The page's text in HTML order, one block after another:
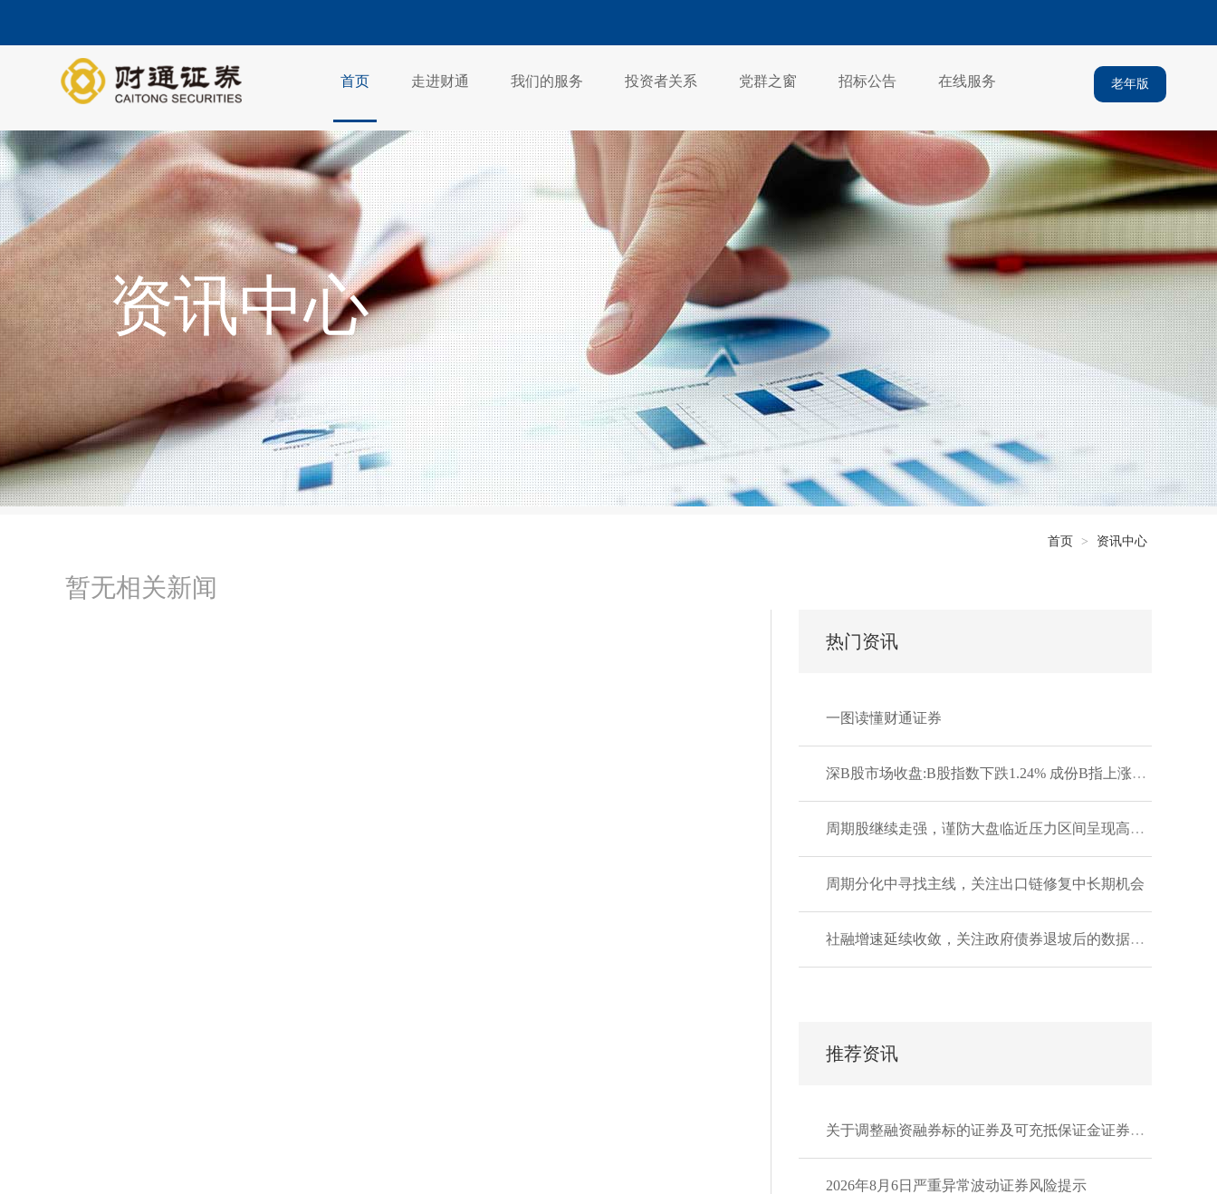
首页 走进财通 我们的服务 投资者关系 党群之窗 招标公告 在线服务 老年版
资讯中心
首页 > 资讯中心
暂无相关新闻
热门资讯
一图读懂财通证券
深B股市场收盘:B股指数下跌1.24% 成份B指上涨0.13%
周期股继续走强，谨防大盘临近压力区间呈现高波动
周期分化中寻找主线，关注出口链修复中长期机会
社融增速延续收敛，关注政府债券退坡后的数据韧性
推荐资讯
关于调整融资融券标的证券及可充抵保证金证券的通知20260807
2026年8月6日严重异常波动证券风险提示